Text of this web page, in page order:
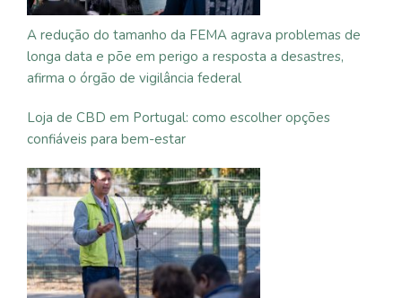
A redução do tamanho da FEMA agrava problemas de
longa data e põe em perigo a resposta a desastres,
afirma o órgão de vigilância federal
Loja de CBD em Portugal: como escolher opções
confiáveis para bem-estar